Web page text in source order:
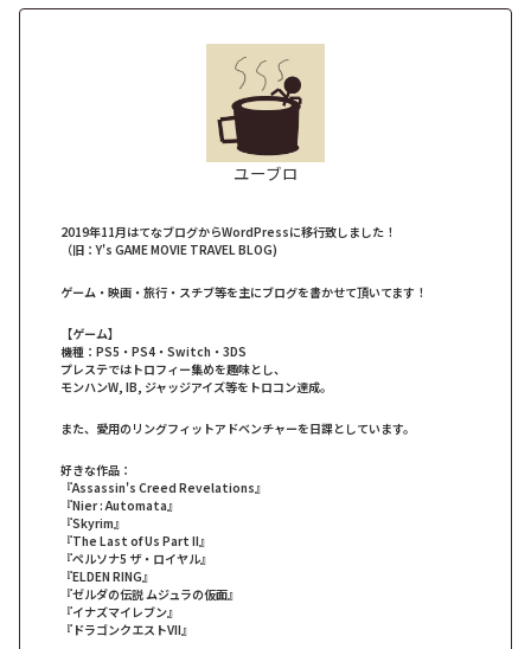
ユーブロ
2019年11月はてなブログからWordPressに移行致しました！
（旧：Y's GAME MOVIE TRAVEL BLOG)
ゲーム・映画・旅行・スチブ等を主にブログを書かせて頂いてます！
【ゲーム】
機種：PS5・PS4・Switch・3DS
プレステではトロフィー集めを趣味とし、
モンハンW, IB, ジャッジアイズ等をトロコン達成。
また、愛用のリングフィットアドベンチャーを日課としています。
好きな作品：
『Assassin's Creed Revelations』
『Nier : Automata』
『Skyrim』
『The Last of Us Part II』
『ペルソナ5 ザ・ロイヤル』
『ELDEN RING』
『ゼルダの伝説 ムジュラの仮面』
『イナズマイレブン』
『ドラゴンクエストVII』